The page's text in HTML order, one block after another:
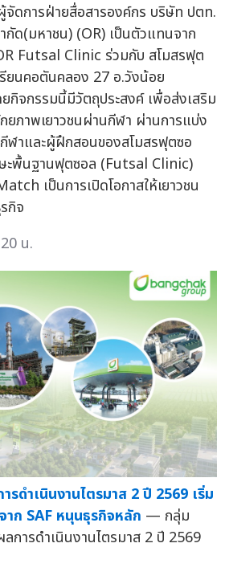
ดการฝ่ายสื่อสารองค์กร บริษัท ปตท.
กัด(มหาชน) (OR) เป็นตัวแทนจาก
Futsal Clinic ร่วมกับ สโมสรฟุต
ยนคอตันคลอง 27 อ.วังน้อย
กิจกรรมนี้มีวัตถุประสงค์ เพื่อส่งเสริม
ยภาพเยาวชนผ่านกีฬา ผ่านการแบ่ง
ฬาและผู้ฝึกสอนของสโมสรฟุตซอ
ะพื้นฐานฟุตซอล (Futsal Clinic)
เป็นการเปิดโอกาสให้เยาวชน
กิจ
น.
รดำเนินงานไตรมาส 2 ปี 2569 เริ่ม
าก SAF หนุนธุรกิจหลัก — กลุ่ม
การดำเนินงานไตรมาส 2 ปี 2569